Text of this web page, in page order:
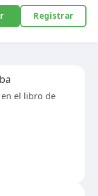
Registrar
el libro de